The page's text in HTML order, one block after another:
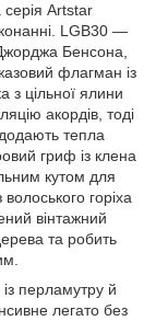
серія Artstar
LGB30 —
Бенсона,
флагман із
з цільної ялини
акордів, тоді
тепла
гриф із клена
кутом для
горіха
вінтажний
та робить
перламутру й
легато без